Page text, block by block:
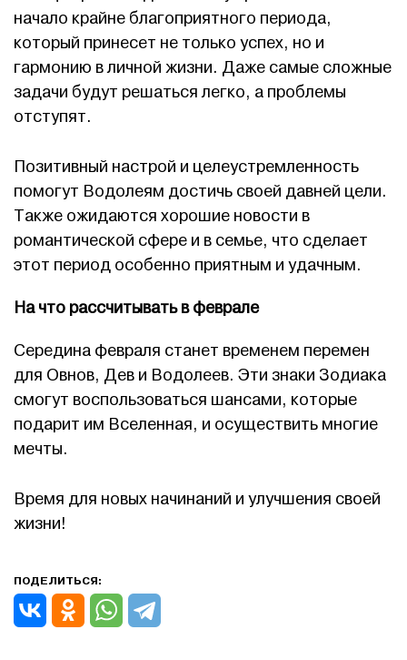
начало крайне благоприятного периода,
который принесет не только успех, но и
гармонию в личной жизни. Даже самые сложные
задачи будут решаться легко, а проблемы
отступят.
Позитивный настрой и целеустремленность
помогут Водолеям достичь своей давней цели.
Также ожидаются хорошие новости в
романтической сфере и в семье, что сделает
этот период особенно приятным и удачным.
На что рассчитывать в феврале
Середина февраля станет временем перемен
для Овнов, Дев и Водолеев. Эти знаки Зодиака
смогут воспользоваться шансами, которые
подарит им Вселенная, и осуществить многие
мечты.
Время для новых начинаний и улучшения своей
жизни!
ПОДЕЛИТЬСЯ: